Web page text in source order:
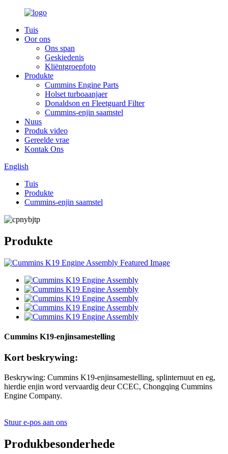
Tuis
Oor ons
Ons span
Geskiedenis
Kliëntgroepfoto
Produkte
Cummins Engine Parts
Holset turboaanjaer
Donaldson en Fleetguard Filter
Cummins-enjin saamstel
Nuus
Produk video
Gereelde vrae
Kontak Ons
English
Tuis
Produkte
Cummins-enjin saamstel
Produkte
Cummins K19-enjinsamestelling
Kort beskrywing:
Beskrywing: Cummins K19-enjinsamestelling, splinternuut en eg,
hierdie enjin word vervaardig deur CCEC, Chongqing Cummins
Engine Company.
Stuur e-pos aan ons
Produkbesonderhede